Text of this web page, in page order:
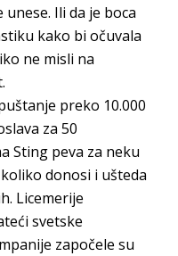
Ili da je boca
kako bi očuvala
ne misli na
preko 10.000
za 50
Sting peva za neku
donosi i ušteda
Licemerije
svetske
započele su